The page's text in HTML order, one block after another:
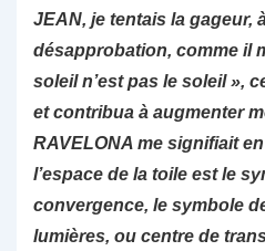
JEAN, je tentais la gageur,
désapprobation, comme il
soleil n’est pas le soleil »,
et contribua à augmenter
RAVELONA me signifiait
l’espace de la toile est le
convergence, le symbole
lumières, ou centre de